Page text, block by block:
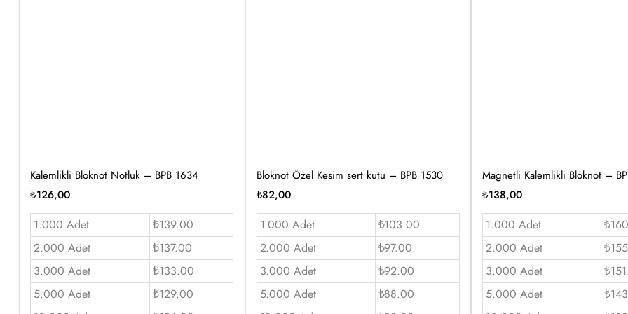
Kalemlikli Bloknot Notluk – BPB 1634
₺126,00
1.000 Adet
₺139.00
2.000 Adet
₺137.00
3.000 Adet
₺133.00
5.000 Adet
₺129.00
Bloknot Özel Kesim sert kutu – BPB 1530
₺82,00
1.000 Adet
₺103.00
2.000 Adet
₺97.00
3.000 Adet
₺92.00
5.000 Adet
₺88.00
Magnetli Kalemlikli Bloknot –
₺138,00
1.000 Adet
2.000 Adet
3.000 Adet
5.000 Adet